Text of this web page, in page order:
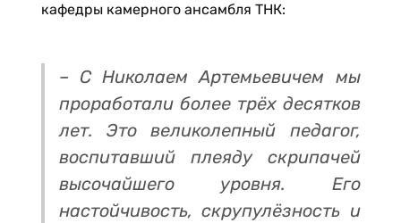
кафедры камерного ансамбля ТНК:
– С Николаем Артемьевичем мы
проработали более трёх десятков
лет. Это великолепный педагог,
воспитавший плеяду скрипачей
высочайшего уровня. Его
настойчивость, скрупулёзность и